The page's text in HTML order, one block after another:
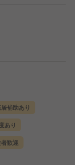
補助あり
あり
歓迎